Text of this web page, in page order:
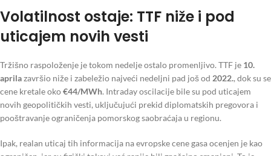
Volatilnost ostaje: TTF niže i pod
uticajem novih vesti
Tržišno raspoloženje je tokom nedelje ostalo promenljivo. TTF je 10.
aprilazavršio niže i zabeležio najveći nedeljni pad još od 2022., dok su se
cene kretale oko€44/MWh. Intraday oscilacije bile su pod uticajem
novih geopolitičkih vesti, uključujući prekid diplomatskih pregovora i
pooštravanje ograničenja pomorskog saobraćaja u regionu.
Ipak, realan uticaj tih informacija na evropske cene gasa ocenjen je kao